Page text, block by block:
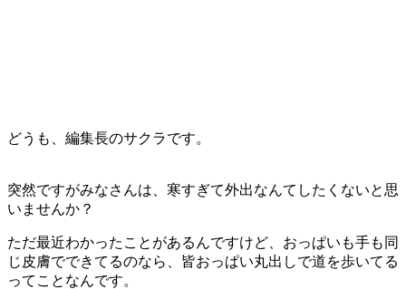
どうも、編集長のサクラです。
突然ですがみなさんは、寒すぎて外出なんてしたくないと思
いませんか？
ただ最近わかったことがあるんですけど、おっぱいも手も同
じ皮膚でできてるのなら、皆おっぱい丸出しで道を歩いてる
ってことなんです。